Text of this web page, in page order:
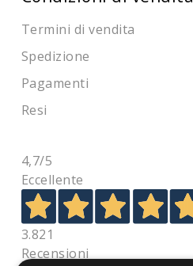
Termini di vendita
Spedizione
Pagamenti
Resi
4,7/5
Eccellente
3.821
Recensioni